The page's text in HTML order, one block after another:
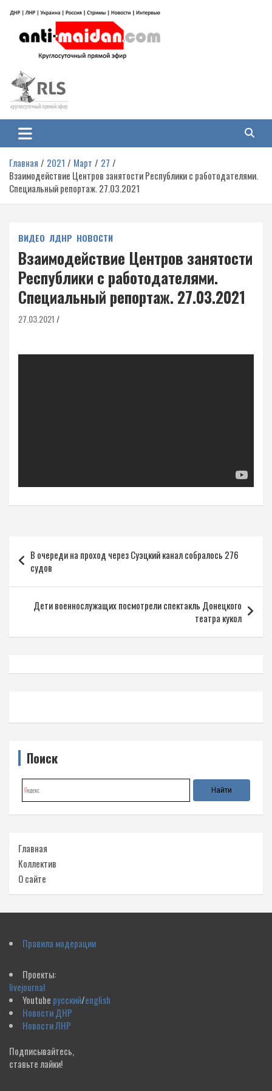
содержимому
Антимайдан: Гражданская война
на Украине
гражданской войне на Украине, включая события в Новороссии, ДНР,
ЛНР и других регионах.
Главная 2021 Март
27
Взаимодействие Центров занятости Республики с работодателями.
Специальный репортаж. 27.03.2021
ВИДЕО ЛДНР НОВОСТИ
Взаимодействие Центров занятости
Республики с работодателями.
Специальный репортаж. 27.03.2021
27.03.2021
по
записям
В очереди на проход через Суэцкий канал собралось 276
судов
Дети военнослужащих посмотрели спектакль Донецкого
театра кукол
Поиск
Главная
Коллектив
О сайте
Правила модерации
Проекты:
livejournal
Youtube русский/english
Новости ДНР
Новости ЛНР
Подписывайтесь,
ставьте лайки!